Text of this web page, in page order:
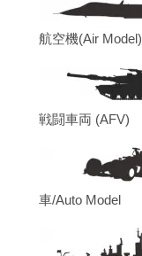
航空機(Air Model)
戦闘車両 (AFV)
車/Auto Model